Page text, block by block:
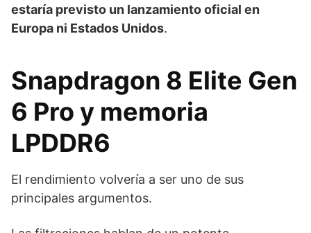
estaría previsto un lanzamiento oficial en
Europa ni Estados Unidos.
Snapdragon 8 Elite Gen
6 Pro y memoria
LPDDR6
El rendimiento volvería a ser uno de sus
principales argumentos.